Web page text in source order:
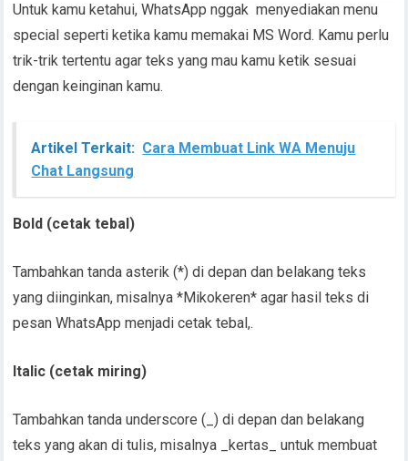
Untuk kamu ketahui, WhatsApp nggak menyediakan menu
special seperti ketika kamu memakai MS Word. Kamu perlu
trik-trik tertentu agar teks yang mau kamu ketik sesuai
dengan keinginan kamu.
Artikel Terkait: Cara Membuat Link WA Menuju
Chat Langsung
Bold (cetak tebal)
Tambahkan tanda asterik (*) di depan dan belakang teks
yang diinginkan, misalnya *Mikokeren* agar hasil teks di
pesan WhatsApp menjadi cetak tebal,.
Italic (cetak miring)
Tambahkan tanda underscore (_) di depan dan belakang
teks yang akan di tulis, misalnya _kertas_ untuk membuat